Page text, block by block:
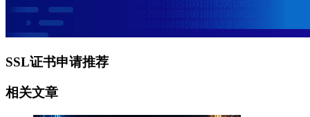
SSL证书申请推荐
相关文章